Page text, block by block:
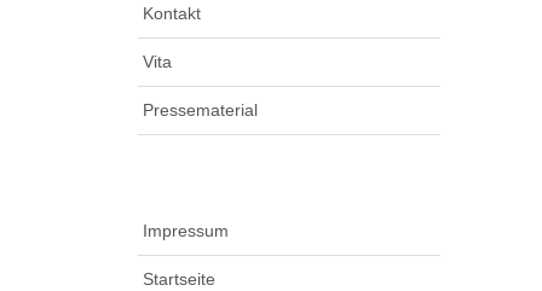
Kontakt
Vita
Pressematerial
Impressum
Startseite